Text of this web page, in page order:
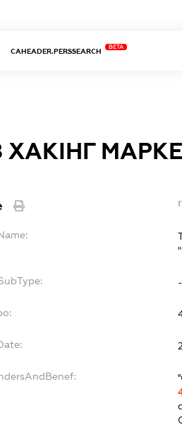
CAHEADER.PERSSEARCH
BETA
ХАКІНГ
-